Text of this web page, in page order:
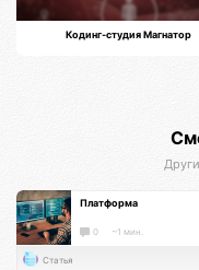
Кодинг-студия Магнатор
Платформа
0 ~1 мин.
Статья